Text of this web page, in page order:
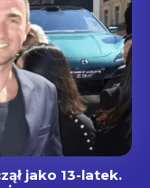
jako 13-latek.